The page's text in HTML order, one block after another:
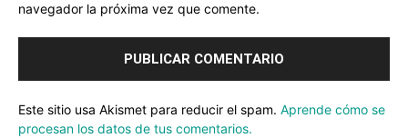
navegador la próxima vez que comente.
Este sitio usa Akismet para reducir el spam. Aprende cómo se
procesan los datos de tus comentarios.